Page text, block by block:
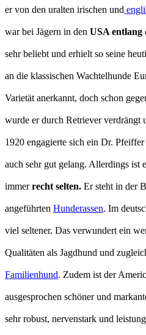
er von den uralten irischen und
war bei Jägern in den USA entlang
sehr beliebt und erhielt so seine
an die klassischen Wachtelhunde
Varietät anerkannt, doch schon
wurde er durch Retriever verdrängt
1920 engagierte sich ein Dr.
auch sehr gut gelang. Allerdings ist
immerrecht selten. Er steht in der
angeführten Hunderassen. Im
viel seltener. Das verwundert ein
Qualitäten als Jagdhund und
Familienhund. Zudem ist der
ausgesprochen schöner und
sehr robust, nervenstark und